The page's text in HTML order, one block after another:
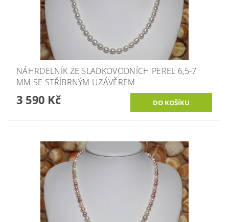
NÁHRDELNÍK ZE SLADKOVODNÍCH PEREL 6,5-7
MM SE STŘÍBRNÝM UZÁVĚREM
3 590 Kč